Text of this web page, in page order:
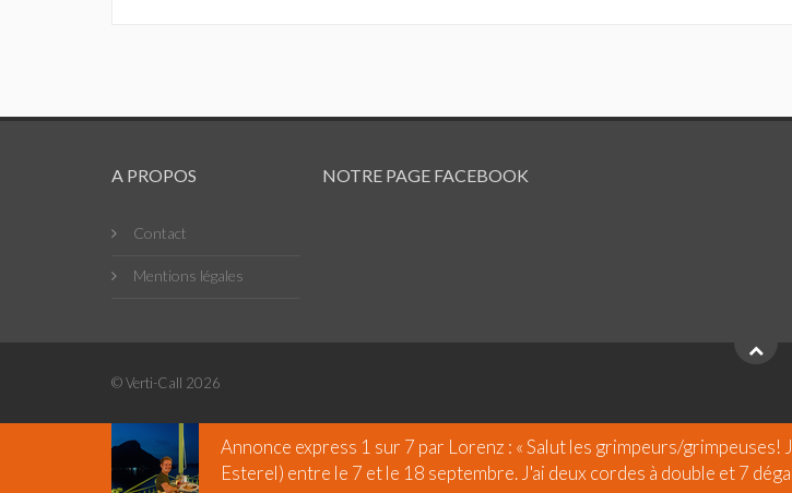
A PROPOS
Contact
Mentions légales
NOTRE PAGE FACEBOOK
© Verti-Call 2026
Annonce express 1 sur 7 par Lorenz : « Salut les grimpeurs/
Esterel) entre le 7 et le 18 septembre. J'ai deux cordes à double et 7